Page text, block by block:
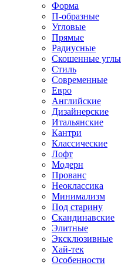
Форма
П-образные
Угловые
Прямые
Радиусные
Скошенные углы
Стиль
Современные
Евро
Английские
Дизайнерские
Итальянские
Кантри
Классические
Лофт
Модерн
Прованс
Неоклассика
Минимализм
Под старину
Скандинавские
Элитные
Эксклюзивные
Хай-тек
Особенности